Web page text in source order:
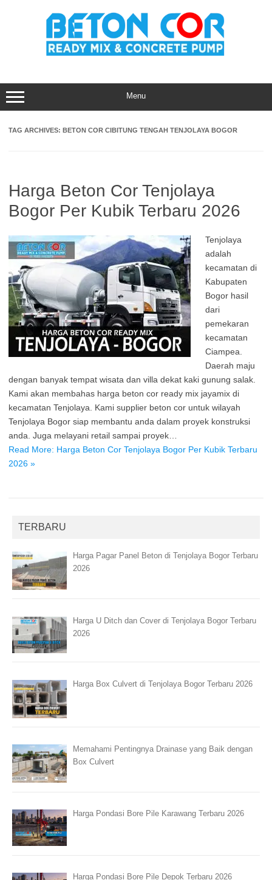
Menu
TAG ARCHIVES: BETON COR CIBITUNG TENGAH TENJOLAYA BOGOR
Harga Beton Cor Tenjolaya
Bogor Per Kubik Terbaru 2026
Tenjolaya
adalah
kecamatan di
Kabupaten
Bogor hasil
dari
pemekaran
kecamatan
Ciampea.
Daerah maju
dengan banyak tempat wisata dan villa dekat kaki gunung salak.
Kami akan membahas harga beton cor ready mix jayamix di
kecamatan Tenjolaya. Kami supplier beton cor untuk wilayah
Tenjolaya Bogor siap membantu anda dalam proyek konstruksi
anda. Juga melayani retail sampai proyek…
Read More: Harga Beton Cor Tenjolaya Bogor Per Kubik Terbaru
2026 »
TERBARU
Harga Pagar Panel Beton di Tenjolaya Bogor Terbaru
2026
Harga U Ditch dan Cover di Tenjolaya Bogor Terbaru
2026
Harga Box Culvert di Tenjolaya Bogor Terbaru 2026
Memahami Pentingnya Drainase yang Baik dengan
Box Culvert
Harga Pondasi Bore Pile Karawang Terbaru 2026
Harga Pondasi Bore Pile Depok Terbaru 2026